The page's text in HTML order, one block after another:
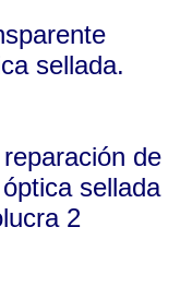
sellada.
de
sellada
2